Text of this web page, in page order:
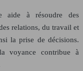
aide à résoudre des
relations, du travail et
la prise de décisions.
voyance contribue à